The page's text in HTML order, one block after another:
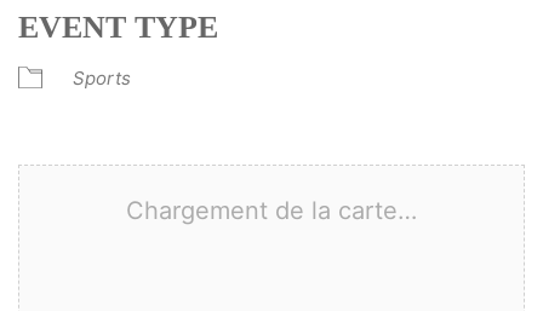
EVENT TYPE
Sports
Chargement de la carte…